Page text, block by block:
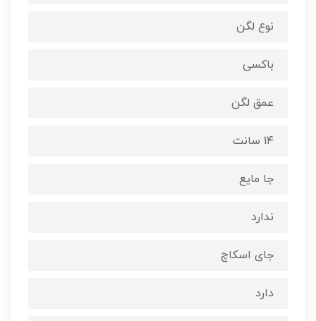
نوع لگن
باکسی
عمق لگن
۱۴ سانت
جا مایع
ندارد
جای اسکاچ
دارد